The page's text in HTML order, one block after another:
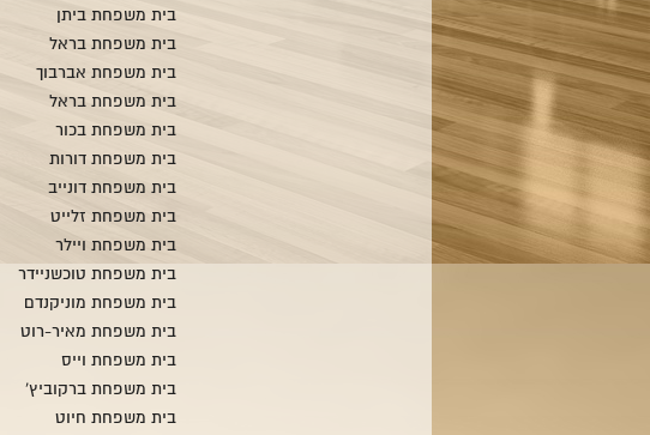
בית משפחת ביתן
בית משפחת בראל
בית משפחת אברבוך
בית משפחת בראל
בית משפחת בכור
בית משפחת דורות
בית משפחת דונייב
בית משפחת זלייט
בית משפחת ויילר
בית משפחת טוכשניידר
בית משפחת מוניקנדם
בית משפחת מאיר-רוט
בית משפחת וייס
בית משפחת ברקוביץ'
בית משפחת חיוט